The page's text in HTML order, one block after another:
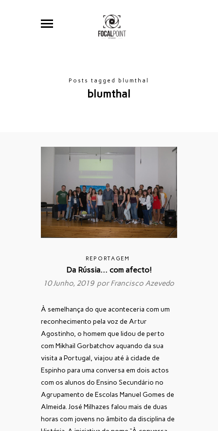
Posts tagged blumthal
blumthal
REPORTAGEM
Da Rússia… com afecto!
10 Junho, 2019 porFrancisco Azevedo
À semelhança do que aconteceria com um
reconhecimento pela voz de Artur
Agostinho, o homem que lidou de perto
com Mikhail Gorbatchov aquando da sua
visita a Portugal, viajou até à cidade de
Espinho para uma conversa em dois actos
com os alunos do Ensino Secundário no
Agrupamento de Escolas Manuel Gomes de
Almeida. José Milhazes falou mais de duas
horas com jovens no âmbito da disciplina de